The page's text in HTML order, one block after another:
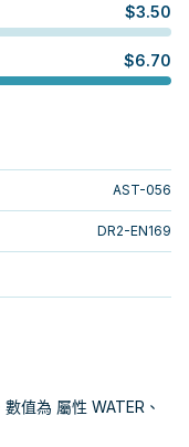
$3.50
$6.70
AST-056
DR2-EN169
值為 屬性 WATER、